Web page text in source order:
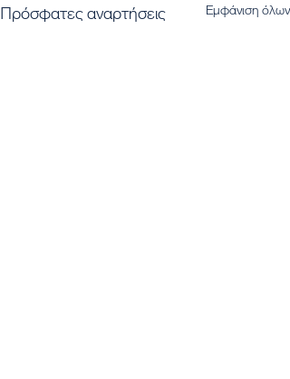
Πρόσφατες αναρτήσεις Εμφάνιση όλων